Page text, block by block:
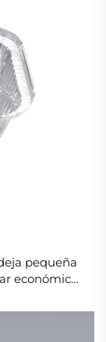
pequeña
económica